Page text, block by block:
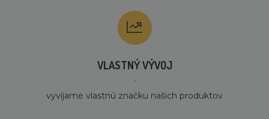
VLASTNÝ VÝVOJ
´
vyvíjame vlastnú značku našich produktov